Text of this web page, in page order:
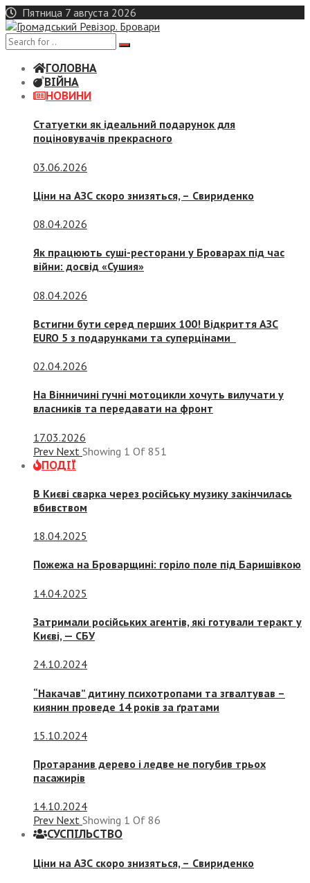
Skip
to
content
Пятница 7 августа 2026
ГОЛОВНА
ВІЙНА
НОВИНИ
Статуетки як ідеальний подарунок для
поціновувачів прекрасного
03.06.2026
Ціни на АЗС скоро знизяться, – Свириденко
08.04.2026
Як працюють суші-ресторани у Броварах під час
війни: досвід «Сушия»
08.04.2026
Встигни бути серед перших 100! Відкриття АЗС
EURO 5 з подарунками та суперцінами
02.04.2026
На Вінничині гучні мотоцикли хочуть вилучати у
власників та передавати на фронт
17.03.2026
Prev Next Showing 1 Of 851
ПОДІЇ
В Києві сварка через російську музику закінчилась
вбивством
18.04.2025
Пожежа на Броварщині: горіло поле під Баришівкою
14.04.2025
Затримали російських агентів, які готували теракт у
Києві, — СБУ
24.10.2024
“Накачав” дитину психотропами та згвалтував –
киянин проведе 14 років за ґратами
15.10.2024
Протаранив дерево і ледве не погубив трьох
пасажирів
14.10.2024
Prev Next Showing 1 Of 86
СУСПIЛЬСТВО
Ціни на АЗС скоро знизяться, – Свириденко